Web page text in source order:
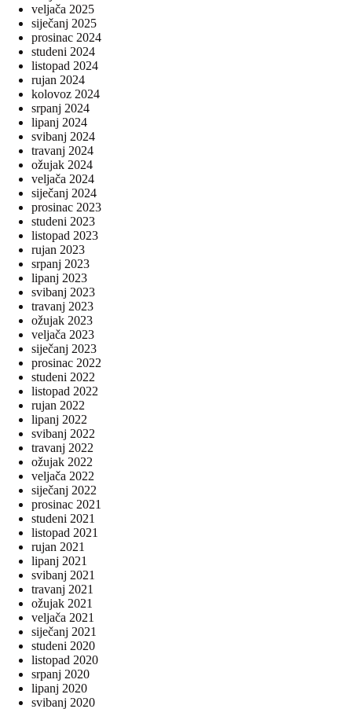
veljača 2025
siječanj 2025
prosinac 2024
studeni 2024
listopad 2024
rujan 2024
kolovoz 2024
srpanj 2024
lipanj 2024
svibanj 2024
travanj 2024
ožujak 2024
veljača 2024
siječanj 2024
prosinac 2023
studeni 2023
listopad 2023
rujan 2023
srpanj 2023
lipanj 2023
svibanj 2023
travanj 2023
ožujak 2023
veljača 2023
siječanj 2023
prosinac 2022
studeni 2022
listopad 2022
rujan 2022
lipanj 2022
svibanj 2022
travanj 2022
ožujak 2022
veljača 2022
siječanj 2022
prosinac 2021
studeni 2021
listopad 2021
rujan 2021
lipanj 2021
svibanj 2021
travanj 2021
ožujak 2021
veljača 2021
siječanj 2021
studeni 2020
listopad 2020
srpanj 2020
lipanj 2020
svibanj 2020